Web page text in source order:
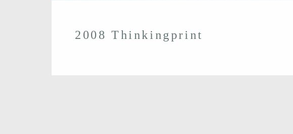
2008 Thinkingprint